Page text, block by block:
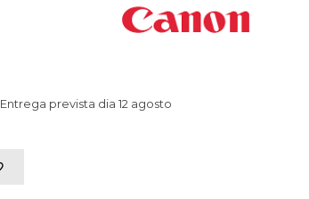
Entrega prevista dia 12 agosto